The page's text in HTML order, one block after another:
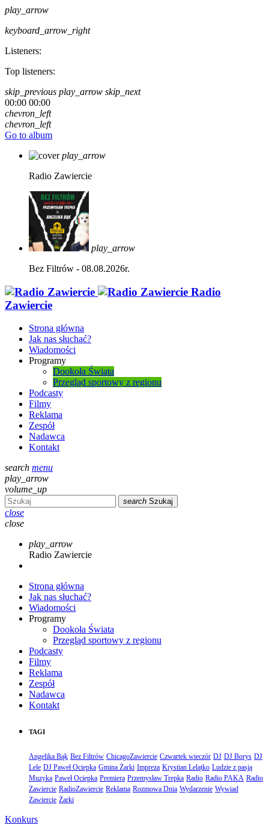
play_arrow
keyboard_arrow_right
Listeners:
Top listeners:
skip_previous play_arrow skip_next
00:00 00:00
chevron_left
chevron_left
Go to album
play_arrow
Radio Zawiercie
play_arrow
Bez Filtrów - 08.08.2026r.
Radio
Zawiercie
Strona główna
Jak nas słuchać?
Wiadomości
Programy
Dookoła Świata
Przegląd sportowy z regionu
Podcasty
Filmy
Reklama
Zespół
Nadawca
Kontakt
search menu
play_arrow
volume_up
search Szukaj
close
close
play_arrow
Radio Zawiercie
Strona główna
Jak nas słuchać?
Wiadomości
Programy
Dookoła Świata
Przegląd sportowy z regionu
Podcasty
Filmy
Reklama
Zespół
Nadawca
Kontakt
TAGI
Angelika Bąk Bez Filtrów ChicagoZawiercie Czwartek wieczór DJ DJ Borys DJ
Lele DJ Paweł Ociepka Gmina Żarki Impreza Krystian Lelątko Ludzie z pasją
Muzyka Paweł Ociepka Premiera Przemysław Trepka Radio Radio PAKA Radio
Zawiercie RadioZawiercie Reklama Rozmowa Dnia Wydarzenie Wywiad
Zawiercie Żarki
Konkurs